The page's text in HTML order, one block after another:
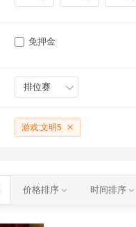
免押金
排位赛
游戏:文明5
价格排序 时间排序